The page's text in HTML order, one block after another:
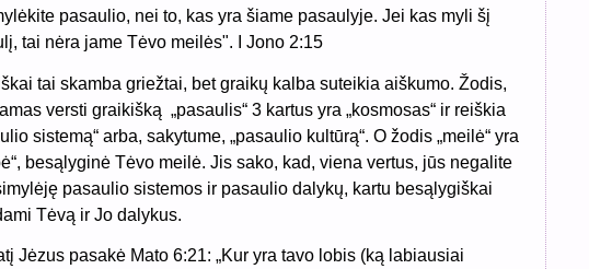
pasaulio, nei to, kas yra šiame pasaulyje. Jei kas myli šį
tai nėra jame Tėvo meilės". I Jono 2:15
tai skamba griežtai, bet graikų kalba suteikia aiškumo. Žodis,
versti graikišką „pasaulis“ 3 kartus yra „kosmosas“ ir reiškia
sistemą“ arba, sakytume, „pasaulio kultūrą“. O žodis „meilė“ yra
besąlyginė Tėvo meilė. Jis sako, kad, viena vertus, jūs negalite
pasaulio sistemos ir pasaulio dalykų, kartu besąlygiškai
Tėvą ir Jo dalykus.
Jėzus pasakė Mato 6:21: „Kur yra tavo lobis (ką labiausiai